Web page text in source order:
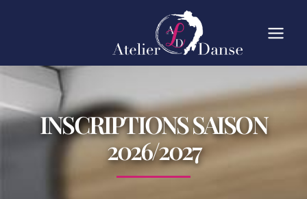
INSCRIPTIONS SAISON
2026/2027